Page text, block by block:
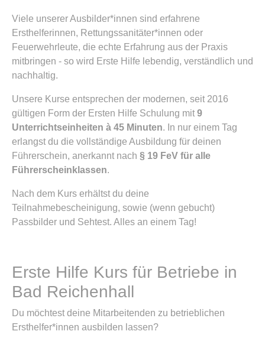
Viele unserer Ausbilder*innen sind erfahrene
Ersthelferinnen, Rettungssanitäter*innen oder
Feuerwehrleute, die echte Erfahrung aus der Praxis
mitbringen - so wird Erste Hilfe lebendig, verständlich und
nachhaltig.
Unsere Kurse entsprechen der modernen, seit 2016
gültigen Form der Ersten Hilfe Schulung mit 9
Unterrichtseinheiten à 45 Minuten. In nur einem Tag
erlangst du die vollständige Ausbildung für deinen
Führerschein, anerkannt nach § 19 FeV für alle
Führerscheinklassen.
Nach dem Kurs erhältst du deine
Teilnahmebescheinigung, sowie (wenn gebucht)
Passbilder und Sehtest. Alles an einem Tag!
Erste Hilfe Kurs für Betriebe in
Bad Reichenhall
Du möchtest deine Mitarbeitenden zu betrieblichen
Ersthelfer*innen ausbilden lassen?